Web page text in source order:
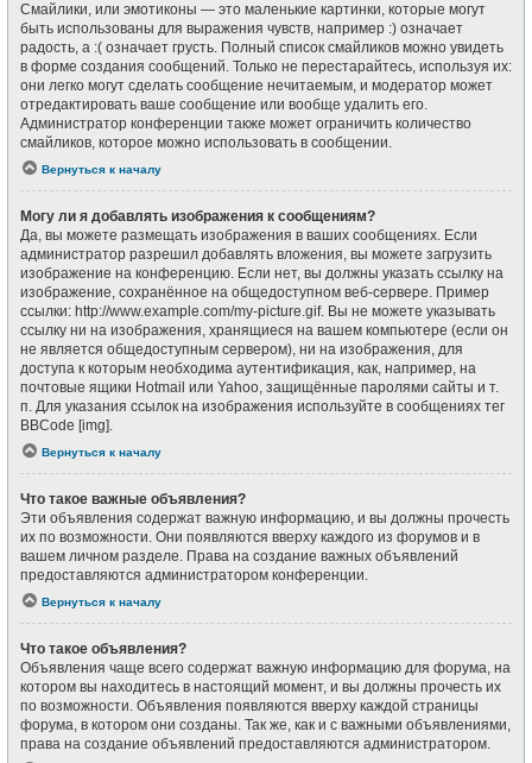
Смайлики, или эмотиконы — это маленькие картинки, которые могут
быть использованы для выражения чувств, например :) означает
радость, а :( означает грусть. Полный список смайликов можно увидеть
в форме создания сообщений. Только не перестарайтесь, используя их:
они легко могут сделать сообщение нечитаемым, и модератор может
отредактировать ваше сообщение или вообще удалить его.
Администратор конференции также может ограничить количество
смайликов, которое можно использовать в сообщении.
Вернуться к началу
Могу ли я добавлять изображения к сообщениям?
Да, вы можете размещать изображения в ваших сообщениях. Если
администратор разрешил добавлять вложения, вы можете загрузить
изображение на конференцию. Если нет, вы должны указать ссылку на
изображение, сохранённое на общедоступном веб-сервере. Пример
ссылки: http://www.example.com/my-picture.gif. Вы не можете указывать
ссылку ни на изображения, хранящиеся на вашем компьютере (если он
не является общедоступным сервером), ни на изображения, для
доступа к которым необходима аутентификация, как, например, на
почтовые ящики Hotmail или Yahoo, защищённые паролями сайты и т.
п. Для указания ссылок на изображения используйте в сообщениях тег
BBCode [img].
Вернуться к началу
Что такое важные объявления?
Эти объявления содержат важную информацию, и вы должны прочесть
их по возможности. Они появляются вверху каждого из форумов и в
вашем личном разделе. Права на создание важных объявлений
предоставляются администратором конференции.
Вернуться к началу
Что такое объявления?
Объявления чаще всего содержат важную информацию для форума, на
котором вы находитесь в настоящий момент, и вы должны прочесть их
по возможности. Объявления появляются вверху каждой страницы
форума, в котором они созданы. Так же, как и с важными объявлениями,
права на создание объявлений предоставляются администратором.